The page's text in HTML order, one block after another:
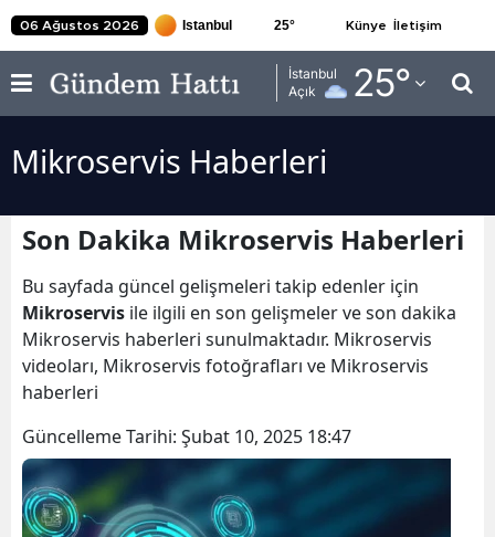
06 Ağustos 2026 25° Künye İletişim
İstanbul
Açık
25°
Adana
Adıyaman
Afyonkarahisar
Amasya
Ankara
Antalya
Aydın
Balıkesir
Mikroservis Haberleri
Son Dakika Mikroservis Haberleri
Bu sayfada güncel gelişmeleri takip edenler için
Mikroservis ile ilgili en son gelişmeler ve son dakika
Mikroservis haberleri sunulmaktadır. Mikroservis
videoları, Mikroservis fotoğrafları ve Mikroservis
haberleri
Güncelleme Tarihi: Şubat 10, 2025 18:47